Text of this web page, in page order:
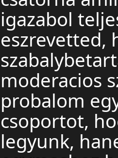
igazabol
eszrevetted,
moderacios
probalom
csoportot,
legyunk,